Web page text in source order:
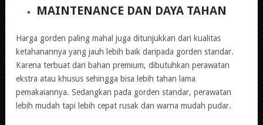
MAINTENANCE DAN DAYA TAHAN
Harga gorden paling mahal juga ditunjukkan dari kualitas
ketahanannya yang jauh lebih baik daripada gorden standar.
Karena terbuat dari bahan premium, dibutuhkan perawatan
ekstra atau khusus sehingga bisa lebih tahan lama
pemakaiannya. Sedangkan pada gorden standar, perawatan
lebih mudah tapi lebih cepat rusak dan warna mudah pudar.